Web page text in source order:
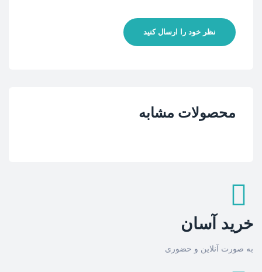
نظر خود را ارسال کنید
محصولات مشابه
خرید آسان
به صورت آنلاین و حضوری